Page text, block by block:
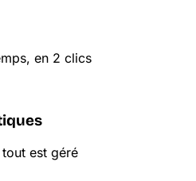
en 2 clics
est géré